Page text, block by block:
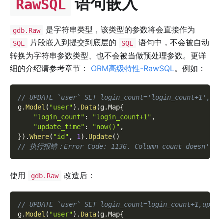
RawSQL
gdb.Raw 是字符串类型，该类型的参数将会直接作为
SQL 片段嵌入到提交到底层的 SQL
语句中，不会被自动
转换为字符串参数类型、也不会被当做预处理参数。更详
细的介绍请参考章节： ORM高级特性-RawSQL。例如：
// UPDATE `user` SET
g.Model ( "user") . Data(g.Map{
"login_count" : "login_count+1" ,
"update_time" : "now()" ,
}) .Where( "id" , 1 ) . Update( )
// 执行报错：Error Code: 1136. Column count
使用 gdb.Raw 改造后：
// UPDATE `user` SET
g.Model ( "user") . Data(g.Map{